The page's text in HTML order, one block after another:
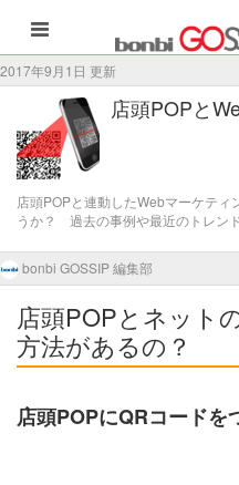
2017年9月1日 更新
店頭POPと
店頭POPと連動したWebマーケティ
うか？ 過去の事例や最近のトレン
bonbi GOSSIP 編集部
店頭POPとネット
方法があるの？
店頭POPにQRコードを